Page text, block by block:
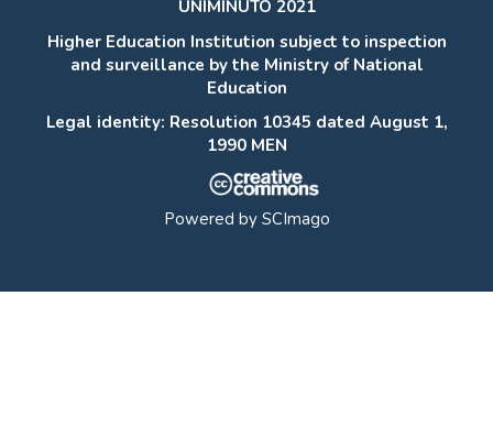
UNIMINUTO 2021
Higher Education Institution subject to inspection
and surveillance by the Ministry of National
Education
Legal identity: Resolution 10345 dated August 1,
1990 MEN
Powered by SCImago